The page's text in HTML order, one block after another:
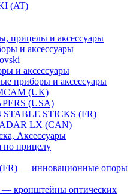
(AT)
прицелы и аксессуары
и аксессуары
и аксессуары
приборы и аксессуары
(UK)
(USA)
STABLE STICKS (FR)
LX (CAN)
Аксессуары
по прицелу
— инновационные опоры
кронштейны оптических